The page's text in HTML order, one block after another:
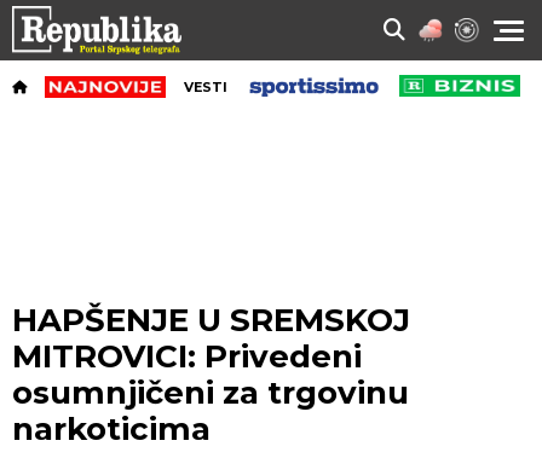
VESTI
HAPŠENJE U SREMSKOJ
MITROVICI: Privedeni
osumnjičeni za trgovinu
narkoticima